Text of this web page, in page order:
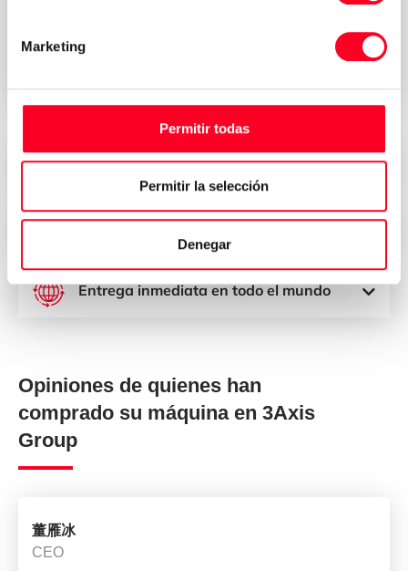
Marketing
Permitir todas
Permitir la selección
Denegar
Precios atractivos
Entrega inmediata en todo el mundo
Opiniones de quienes han
comprado su máquina en 3Axis
Group
董雁冰
CEO